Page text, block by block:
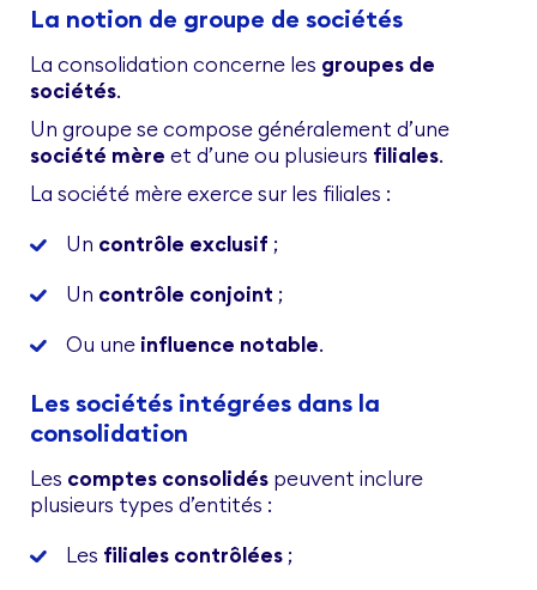
La notion de groupe de sociétés
La consolidation concerne les groupes de
sociétés.
Un groupe se compose généralement d’une
société mère et d’une ou plusieurs filiales.
La société mère exerce sur les filiales :
Un contrôle exclusif ;
Un contrôle conjoint ;
Ou une influence notable.
Les sociétés intégrées dans la
consolidation
Les comptes consolidés peuvent inclure
plusieurs types d’entités :
Les filiales contrôlées ;